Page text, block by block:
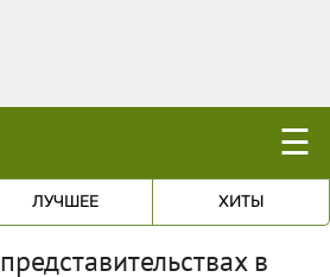
☰
ЛУЧШЕЕ ХИТЫ
в